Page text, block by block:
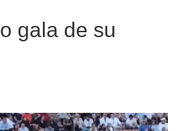
gala de su